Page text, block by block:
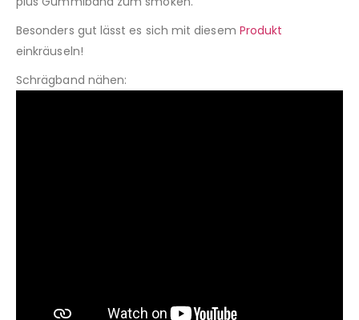
Besonders gut lässt es sich mit diesem Produkt
einkräuseln!
Schrägband nähen: